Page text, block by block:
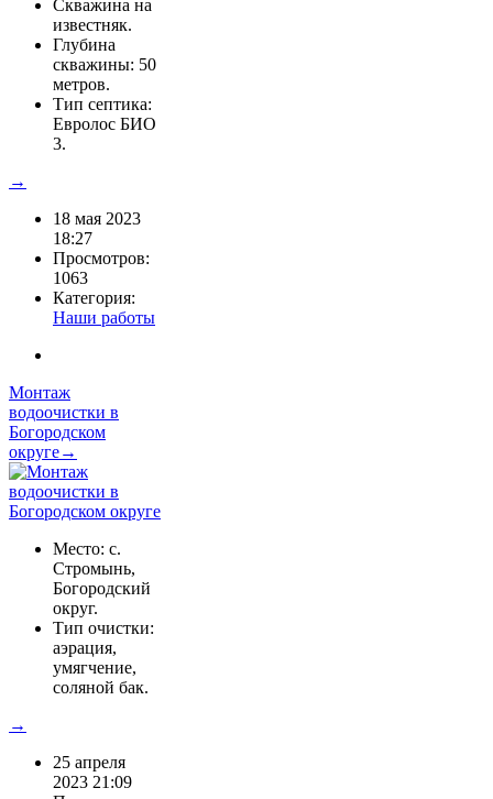
Скважина на
известняк.
Глубина
скважины: 50
метров.
Тип септика:
Евролос БИО
3.
→
18 мая 2023
18:27
Просмотров:
1063
Категория:
Наши работы
Монтаж
водоочистки в
Богородском
округе→
Место: с.
Стромынь,
Богородский
округ.
Тип очистки:
аэрация,
умягчение,
соляной бак.
→
25 апреля
2023 21:09